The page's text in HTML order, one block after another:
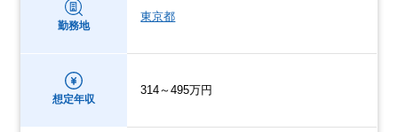
勤務地
東京都
想定年収
314～495万円